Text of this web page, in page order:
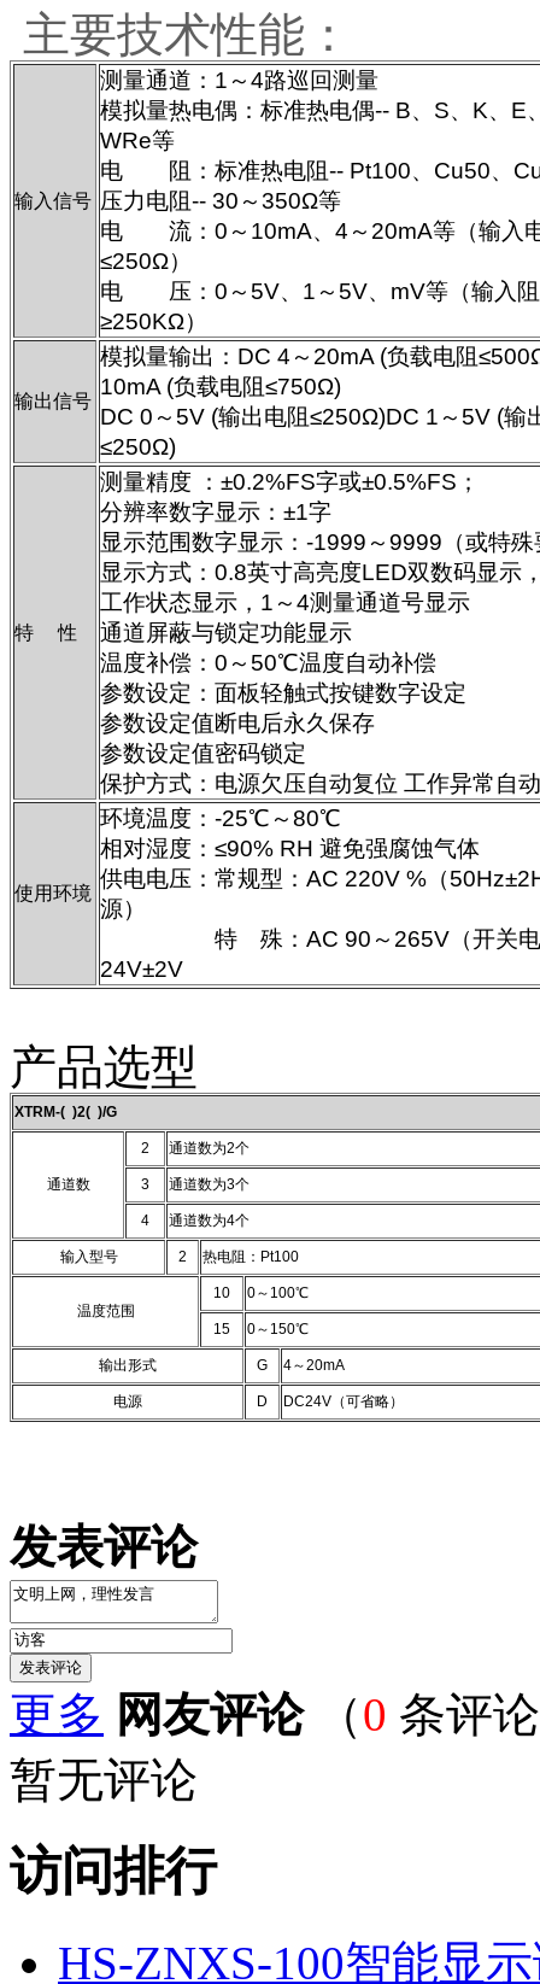
主要技术性能：
输入信号
测量通道：1～4路巡回测量
模拟量热电偶：标准热电偶-- B、S、K、E
WRe等
电 阻：标准热电阻-- Pt100、Cu50、
压力电阻-- 30～350Ω等
电 流：0～10mA、4～20mA等（输入
≤250Ω）
电 压：0～5V、1～5V、mV等（输入
≥250KΩ）
输出信号
模拟量输出：DC 4～20mA (负载电阻
10mA (负载电阻≤750Ω)
DC 0～5V (输出电阻≤250Ω)DC 1～5V (输
≤250Ω)
特 性
测量精度 ：±0.2%FS字或±0.5%FS；
分辨率数字显示：±1字
显示范围数字显示：-1999～9999（或特殊
显示方式：0.8英寸高亮度LED双数码显示
工作状态显示，1～4测量通道号显示
通道屏蔽与锁定功能显示
温度补偿：0～50℃温度自动补偿
参数设定：面板轻触式按键数字设定
参数设定值断电后永久保存
参数设定值密码锁定
保护方式：电源欠压自动复位 工作异常自
使用环境
环境温度：-25℃～80℃
相对湿度：≤90% RH 避免强腐蚀气体
供电电压：常规型：AC 220V %（
源）
特 殊：AC 90～265V（开关电
24V±2V
产品选型
XTRM-( )2( )/G
通道数
2 通道数为2个
3 通道数为3个
4 通道数为4个
输入型号 2 热电阻：Pt100
温度范围
10 0～100℃
15 0～150℃
输出形式 G 4～20mA
电源 D DC24V（可省略）
发表评论
更多 网友评论（0 条评
暂无评论
访问排行
HS-ZNXS-100智能显